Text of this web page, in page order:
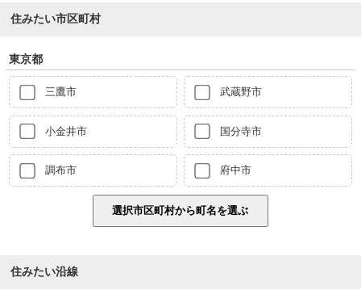
住みたい市区町村
東京都
三鷹市 武蔵野市
小金井市 国分寺市
調布市 府中市
住みたい沿線